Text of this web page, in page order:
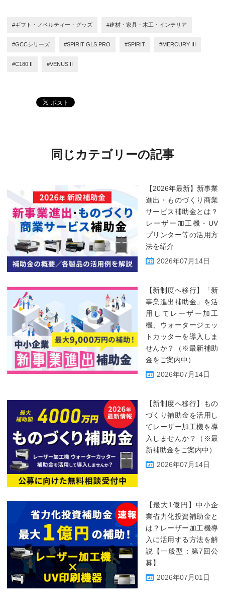
#ギフト・ノベルティー・グッズ #建材・家具・木工・インテリア
#GCCシリーズ #SPIRIT GLS PRO #SPIRIT #MERCURY III
#C180 II #VENUS II
同じカテゴリーの記事
【2026年最新】新事業
進出・ものづくり商業
サービス補助金とは？
レーザー加工機・UV
プリンター等の活用方
法を紹介
2026年07月14日
【新制度へ移行】「新
事業進出補助金」を活
用してレーザー加工
機、ウォータージェッ
トカッターを導入しま
せんか？（※最新補助
金をご案内中）
2026年07月14日
【新制度へ移行】もの
づくり補助金を活用し
てレーザー加工機を導
入しませんか？（※最
新補助金をご案内中）
2026年07月14日
【最大1億円】中小企
業省力化投資補助金と
は？レーザー加工機導
入に活用する方法を解
説【一般型：第7回公
募】
2026年07月01日